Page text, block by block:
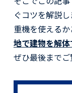
ぐコツを解説
重機を使えるか
地で建物を解
ぜひ最後までご